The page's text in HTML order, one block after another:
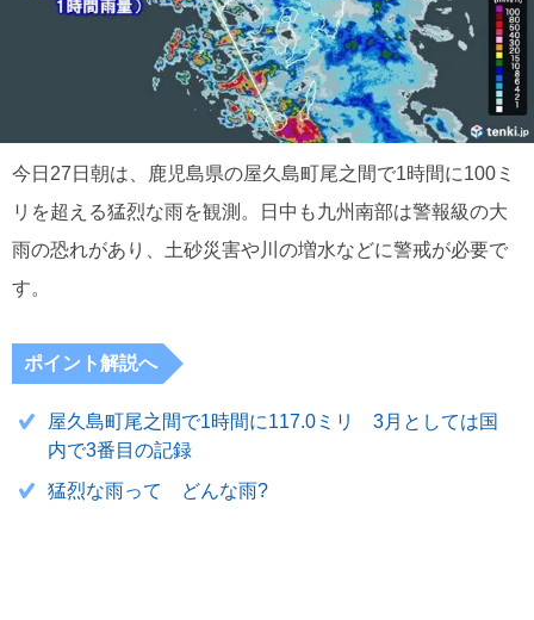
今日27日朝は、鹿児島県の屋久島町尾之間で1時間に100ミ
リを超える猛烈な雨を観測。日中も九州南部は警報級の大
雨の恐れがあり、土砂災害や川の増水などに警戒が必要で
す。
ポイント解説へ
屋久島町尾之間で1時間に117.0ミリ 3月としては国
内で3番目の記録
猛烈な雨って どんな雨?